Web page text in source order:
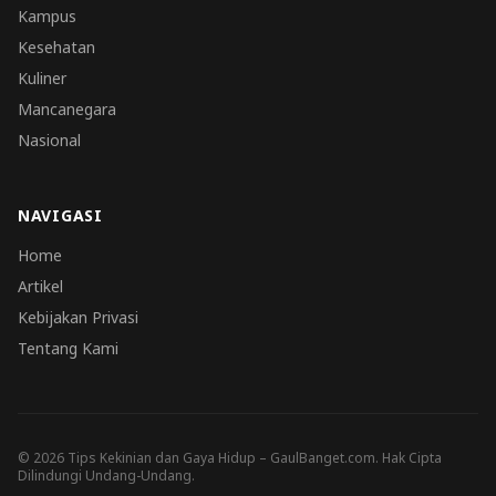
Kampus
Kesehatan
Kuliner
Mancanegara
Nasional
NAVIGASI
Home
Artikel
Kebijakan Privasi
Tentang Kami
© 2026 Tips Kekinian dan Gaya Hidup – GaulBanget.com. Hak Cipta
Dilindungi Undang-Undang.